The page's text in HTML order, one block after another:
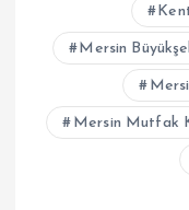
Mersin
Mersin Mutfak